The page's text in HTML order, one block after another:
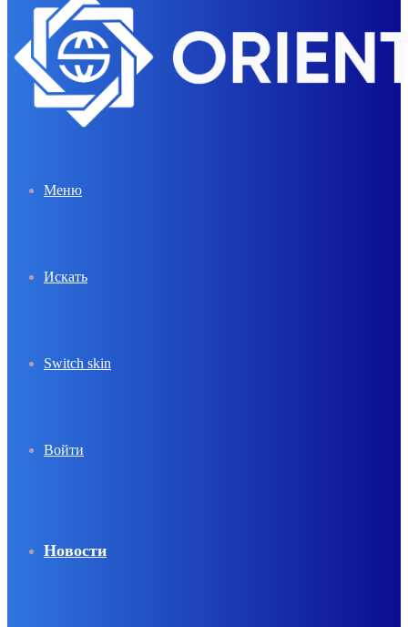
Меню
Искать
Switch skin
Войти
Новости